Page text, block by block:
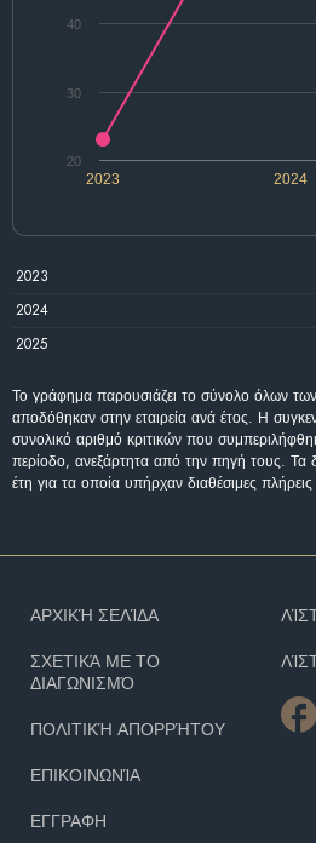
2024
2023
20
30
40
2023
2024
2025
Το γράφημα παρουσιάζει το σύνολο όλων
αποδόθηκαν στην εταιρεία ανά έτος. Η
συνολικό αριθμό κριτικών που
περίοδο, ανεξάρτητα από την πηγή τους. Τα
έτη για τα οποία υπήρχαν διαθέσιμες
ΑΡΧΙΚΉ ΣΕΛΊΔΑ
ΣΧΕΤΙΚΆ ΜΕ ΤΟ
ΔΙΑΓΩΝΙΣΜΌ
ΠΟΛΙΤΙΚΉ ΑΠΟΡΡΉΤΟΥ
ΕΠΙΚΟΙΝΩΝΊΑ
ΕΓΓΡΑΦΗ